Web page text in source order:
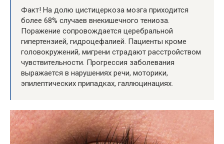
Факт! На долю цистицеркоза мозга приходится
более 68% случаев внекишечного тениоза.
Поражение сопровождается церебральной
гипертензией, гидроцефалией. Пациенты кроме
головокружений, мигрени страдают расстройством
чувствительности. Прогрессия заболевания
выражается в нарушениях речи, моторики,
эпилептических припадках, галлюцинациях.